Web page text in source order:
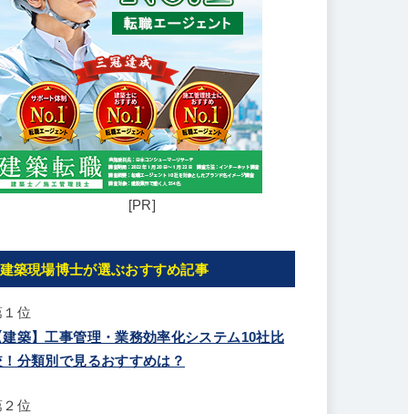
[PR]
建築現場博士が選ぶおすすめ記事
１位
建築】工事管理・業務効率化システム10社比
！分類別で見るおすすめは？
２位